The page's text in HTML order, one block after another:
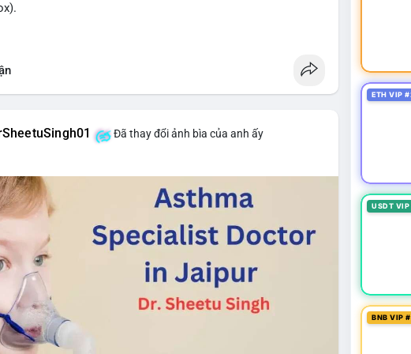
Đã thay đổi ảnh bìa của anh ấy
ETH VIP
USDT
BNB VIP